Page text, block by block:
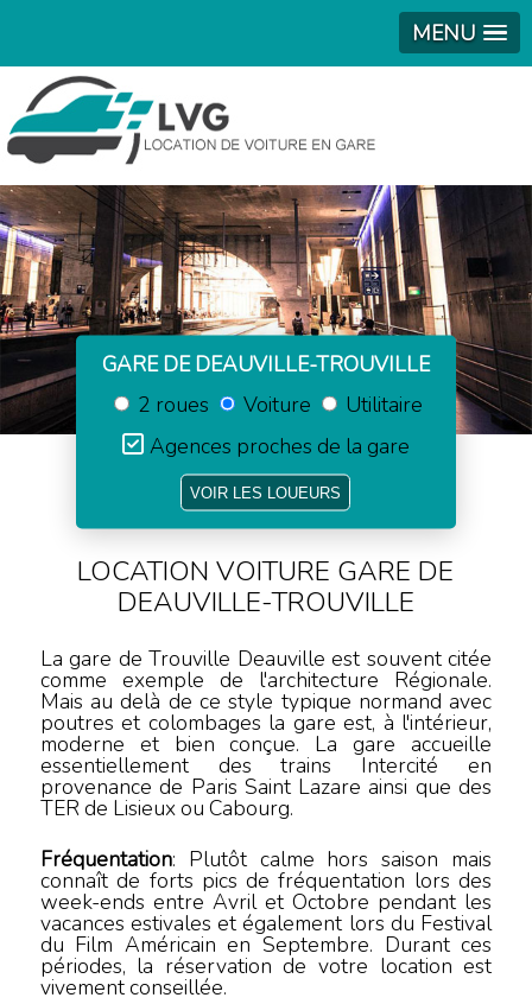
MENU
GARE DE DEAUVILLE-TROUVILLE
2 roues
Voiture
Utilitaire
Agences proches de la gare
LOCATION VOITURE GARE DE
DEAUVILLE-TROUVILLE
La gare de Trouville Deauville est souvent citée
comme exemple de l'architecture Régionale.
Mais au delà de ce style typique normand avec
poutres et colombages la gare est, à l'intérieur,
moderne et bien conçue. La gare accueille
essentiellement des trains Intercité en
provenance de Paris Saint Lazare ainsi que des
TER de Lisieux ou Cabourg.
Fréquentation: Plutôt calme hors saison mais
connaît de forts pics de fréquentation lors des
week-ends entre Avril et Octobre pendant les
vacances estivales et également lors du Festival
du Film Américain en Septembre. Durant ces
périodes, la réservation de votre location est
vivement conseillée.